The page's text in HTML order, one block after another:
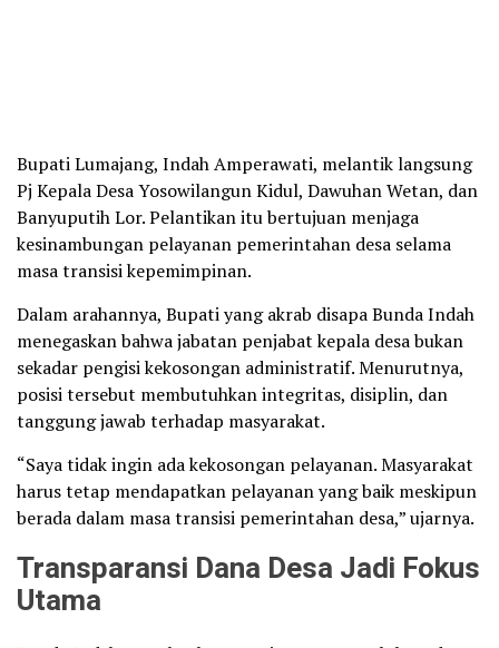
Bupati Lumajang, Indah Amperawati, melantik langsung
Pj Kepala Desa Yosowilangun Kidul, Dawuhan Wetan, dan
Banyuputih Lor. Pelantikan itu bertujuan menjaga
kesinambungan pelayanan pemerintahan desa selama
masa transisi kepemimpinan.
Dalam arahannya, Bupati yang akrab disapa Bunda Indah
menegaskan bahwa jabatan penjabat kepala desa bukan
sekadar pengisi kekosongan administratif. Menurutnya,
posisi tersebut membutuhkan integritas, disiplin, dan
tanggung jawab terhadap masyarakat.
“Saya tidak ingin ada kekosongan pelayanan. Masyarakat
harus tetap mendapatkan pelayanan yang baik meskipun
berada dalam masa transisi pemerintahan desa,” ujarnya.
Transparansi Dana Desa Jadi Fokus
Utama